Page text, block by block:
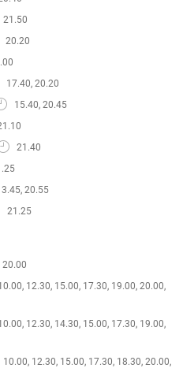
21.50
20.20
17.40, 20.20
15.40, 20.45
21.40
20.55
21.25
20.00
12.30, 15.00, 17.30, 19.00, 20.00,
12.30, 14.30, 15.00, 17.30, 19.00,
10.00, 12.30, 15.00, 17.30, 18.30, 20.00,